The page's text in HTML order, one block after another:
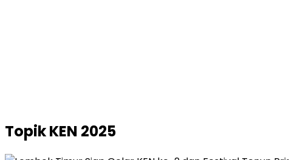
TopikKEN 2025